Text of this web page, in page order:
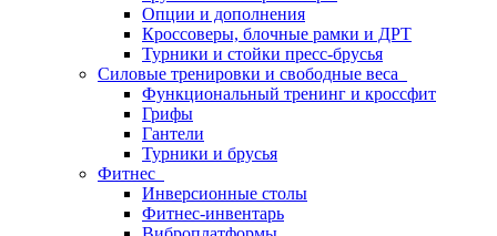
Опции и дополнения
Кроссоверы, блочные рамки и ДРТ
Турники и стойки пресс-брусья
Силовые тренировки и свободные веса
Функциональный тренинг и кроссфит
Грифы
Гантели
Турники и брусья
Фитнес
Инверсионные столы
Фитнес-инвентарь